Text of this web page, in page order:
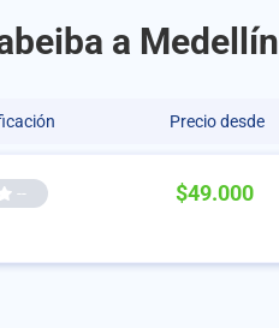
a Medellín
Precio desde
-- $49.000